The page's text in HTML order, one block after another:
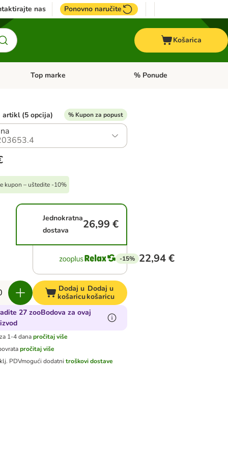
nas Ponovno naručite
Košarica
Pregled kategorija: + VET hrana
Top marke Pregled kategorija: Top marke
% Ponude
artikl (5 opcija) % Kupon za popust
kupon – uštedite -10%
Jednokratna
dostava
26,99 €
-15% 22,94 €
Dodaj u
košaricu
Dodaj u
košaricu
27 zooBodova za ovaj
1-4 danapročitaj više
pročitaj više
PDVmogući dodatni troškovi dostave